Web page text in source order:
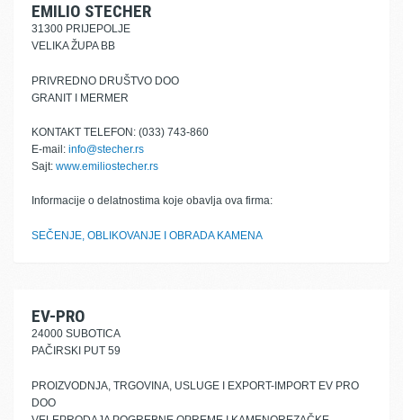
EMILIO STECHER
31300 PRIJEPOLJE
VELIKA ŽUPA BB
PRIVREDNO DRUŠTVO DOO
GRANIT I MERMER
KONTAKT TELEFON: (033) 743-860
E-mail: info@stecher.rs
Sajt: www.emiliostecher.rs
Informacije o delatnostima koje obavlja ova firma:
SEČENJE, OBLIKOVANJE I OBRADA KAMENA
EV-PRO
24000 SUBOTICA
PAČIRSKI PUT 59
PROIZVODNJA, TRGOVINA, USLUGE I EXPORT-IMPORT EV PRO
DOO